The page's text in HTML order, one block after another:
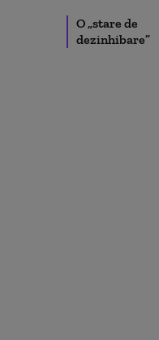
O „stare de
dezinhibare”